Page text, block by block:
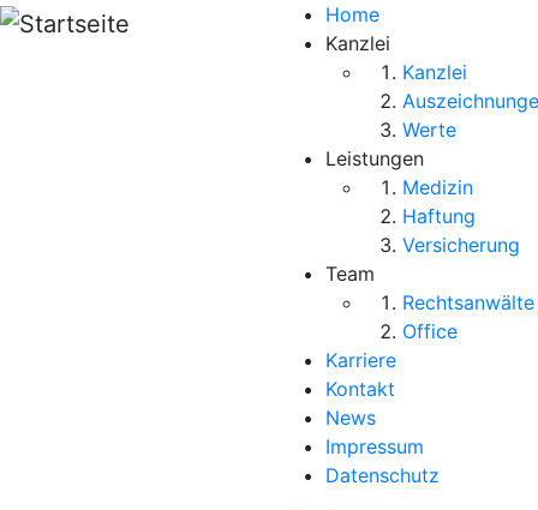
Direkt zum Inhalt
Home
Kanzlei
Kanzlei
Werte
Leistungen
Medizin
Haftung
Versicherung
Team
Rechtsanwälte
Office
Karriere
Kontakt
News
Impressum
Datenschutz